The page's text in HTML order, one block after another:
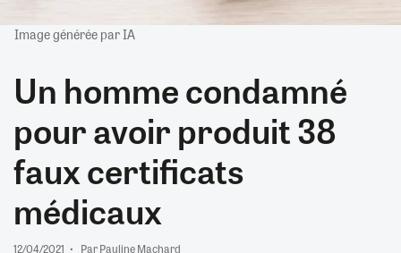
Image générée par IA
Un homme condamné
pour avoir produit 38
faux certificats
médicaux
12/04/2021 ParPauline Machard